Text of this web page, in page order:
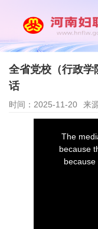
全省党校（行政学
话
时间：2025-11-20 来